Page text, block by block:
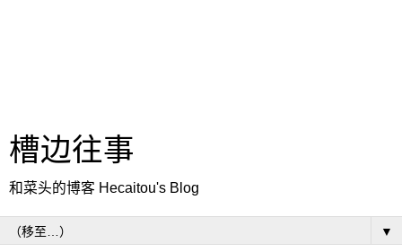
槽边往事
和菜头的博客 Hecaitou's Blog
▼